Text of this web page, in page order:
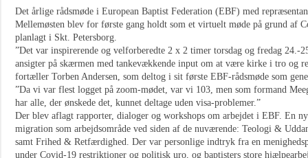
Det årlige rådsmøde i European Baptist Federation (EBF) med
Mellemøsten blev for første gang holdt som et virtuelt møde på grund af
planlagt i Skt. Petersborg.
”Det var inspirerende og velforberedte 2 x 2 timer torsdag og fredag 24.-
ansigter på skærmen med tankevækkende input om at være kirke i tro og
fortæller Torben Andersen, som deltog i sit første EBF-rådsmøde som
”Da vi var flest logget på zoom-mødet, var vi 103, men som formand
har alle, der ønskede det, kunnet deltage uden visa-problemer.”
Der blev aflagt rapporter, dialoger og workshops om arbejdet i EBF. En
migration som arbejdsområde ved siden af de nuværende: Teologi &
samt Frihed & Retfærdighed. Der var personlige indtryk fra en
under Covid-19 restriktioner og politisk uro, og baptisters store